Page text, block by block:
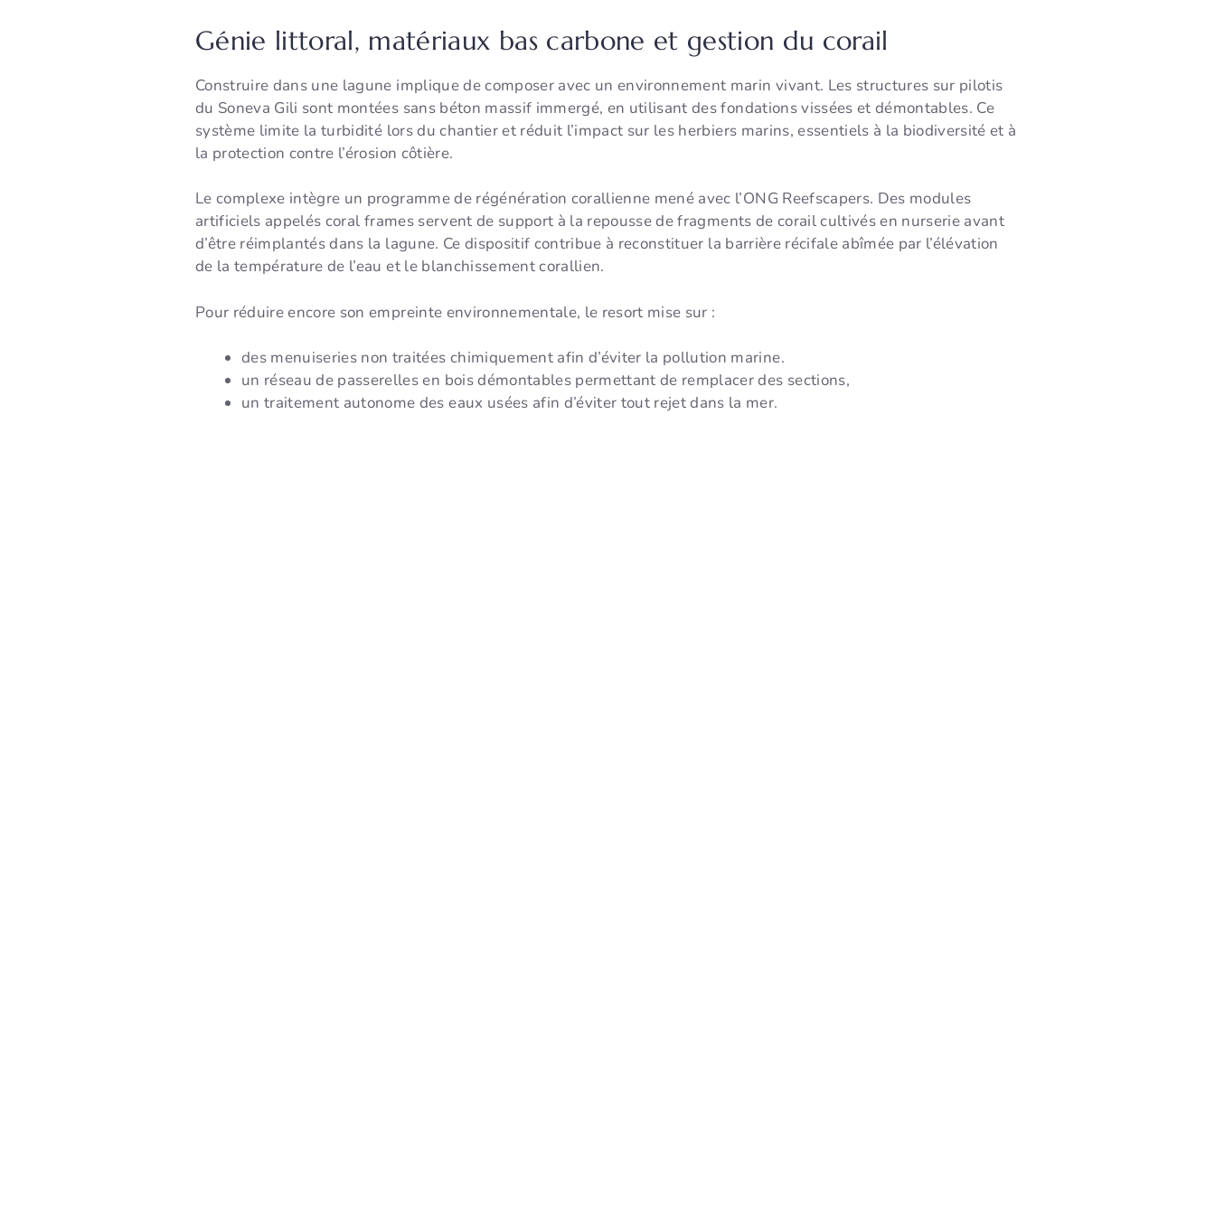
Génie littoral, matériaux bas carbone et gestion du corail
Construire dans une lagune implique de composer avec un environnement marin vivant. Les structures sur pilotis
du Soneva Gili sont montées sans béton massif immergé, en utilisant des fondations vissées et démontables. Ce
système limite la turbidité lors du chantier et réduit l’impact sur les herbiers marins, essentiels à la biodiversité et à
la protection contre l’érosion côtière.
Le complexe intègre un programme de régénération corallienne mené avec l’ONG Reefscapers. Des modules
artificiels appelés coral frames servent de support à la repousse de fragments de corail cultivés en nurserie avant
d’être réimplantés dans la lagune. Ce dispositif contribue à reconstituer la barrière récifale abîmée par l’élévation
de la température de l’eau et le blanchissement corallien.
Pour réduire encore son empreinte environnementale, le resort mise sur :
des menuiseries non traitées chimiquement afin d’éviter la pollution marine.
un réseau de passerelles en bois démontables permettant de remplacer des sections,
un traitement autonome des eaux usées afin d’éviter tout rejet dans la mer.